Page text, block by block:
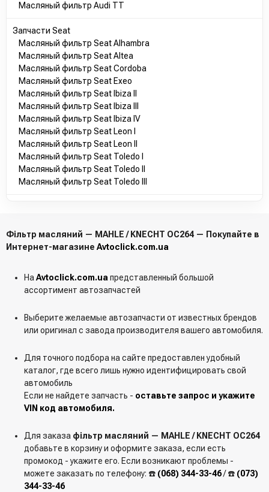
Масляный фильтр Audi TT
Запчасти Seat
Масляный фильтр Seat Alhambra
Масляный фильтр Seat Altea
Масляный фильтр Seat Cordoba
Масляный фильтр Seat Exeo
Масляный фильтр Seat Ibiza II
Масляный фильтр Seat Ibiza III
Масляный фильтр Seat Ibiza IV
Масляный фильтр Seat Leon I
Масляный фильтр Seat Leon II
Масляный фильтр Seat Toledo I
Масляный фильтр Seat Toledo II
Масляный фильтр Seat Toledo III
Фільтр масляний — MAHLE / KNECHT OC264 — Покупайте в
Интернет-магазине Avtoclick.com.ua
НаAvtoclick.com.uaпредставленный большой
ассортимент автозапчастей
Выберите желаемые автозапчасти от известных брендов
или оригинал с завода производителя вашего автомобиля.
Для точного подбора на сайте предоставлен удобный
каталог, где всего лишь нужно идентифицировать свой
автомобиль
Если не найдете запчасть - оставьте запрос и укажите
VIN код автомобиля.
Для заказа фільтр масляний — MAHLE / KNECHT OC264
добавьте в корзину и оформите заказа, если есть
промокод - укажите его. Если возникают проблемы -
можете заказать по телефону: ☎️ (068) 344-33-46/ ☎️ (073)
344-33-46